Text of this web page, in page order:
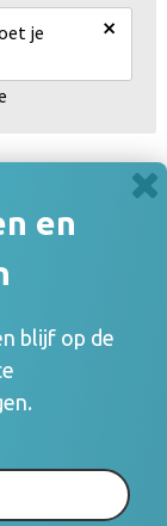
je
×
en
blijf op de